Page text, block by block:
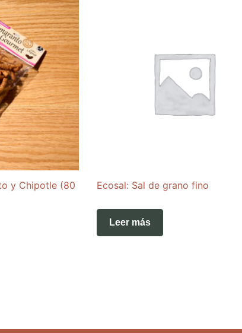
y Chipotle (80
Ecosal: Sal de grano fino
Leer más